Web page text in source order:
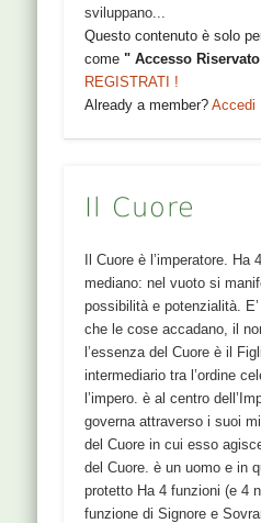
sviluppano...
Questo contenuto è solo
come" Accesso
REGISTRATI !
Already a member?Accedi
Il Cuore
Il Cuore è l’imperatore.
mediano: nel vuoto si
possibilità e potenzialità.
che le cose accadano, il
l’essenza del Cuore è il
intermediario tra l’ordine
l’impero. è al centro
governa attraverso i suoi
del Cuore in cui esso
del Cuore. è un uomo e in
protetto Ha 4 funzioni (e 4
funzione di Signore e